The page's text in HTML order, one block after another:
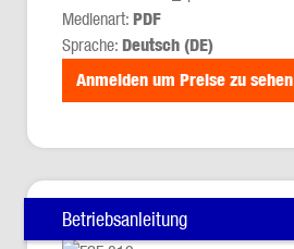
Medienart: PDF
Sprache: Deutsch (DE)
Anmelden um Preise zu sehen
Betriebsanleitung